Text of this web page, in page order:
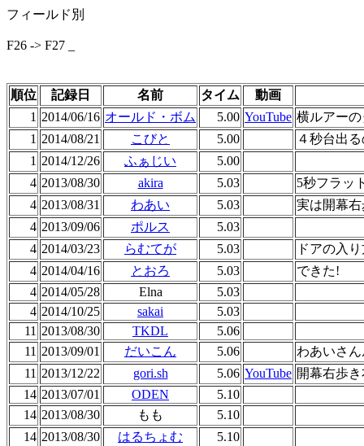
フィールド別
F26 -> F27 _
順位 記録日 名前 タイム
動画
1 2014/06/16 オールド・ボム 5.00 YouTube 横ルアー
1 2014/08/21 こびと 5.00
４秒台出
1 2014/12/26 ふぁじい
5.00
4 2013/08/30 akira 5.03
5秒フラッ
4 2013/08/31 わあい 5.03
実は開幕
4 2013/09/06 ポルス
5.03
4 2014/03/23 らむてが 5.03
ドアの入
4 2014/04/16 とおろ 5.03
できた!
4 2014/05/28 Elna
5.03
4 2014/10/25 sakai
5.03
11 2013/08/30 TKDL
5.06
11 2013/09/01 だいこん 5.06
わあいさ
11 2013/12/22 gori.sh 5.06 YouTube 開幕右歩
14 2013/07/01 ODEN
5.10
14 2013/08/30 もも
5.10
14 2013/08/30 はるちょむ
5.10